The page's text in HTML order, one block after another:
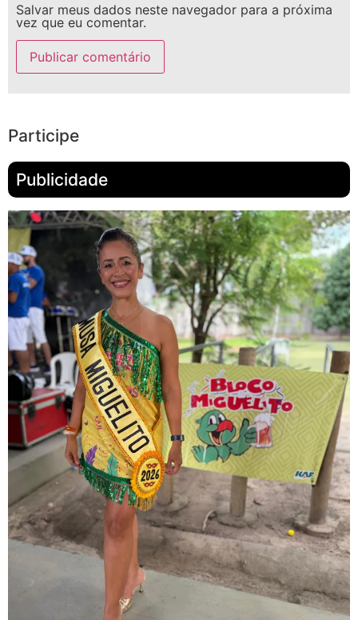
Salvar meus dados neste navegador para a próxima
vez que eu comentar.
Participe
Publicidade